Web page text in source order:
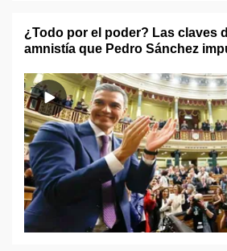
¿Todo por el poder? Las claves
amnistía que Pedro Sánchez